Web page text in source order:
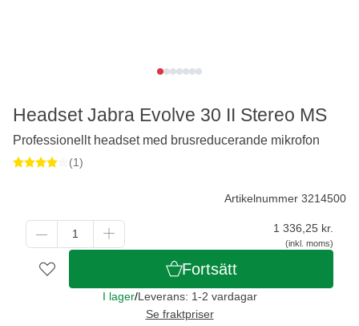
Artikelnummer 3214500
1 336,25 kr.
(inkl. moms)
Fortsätt
I lager/Leverans: 1-2 vardagar
Se fraktpriser
Headset Jabra Evolve 30 II Stereo MS
Professionellt headset med brusreducerande mikrofon
(1)